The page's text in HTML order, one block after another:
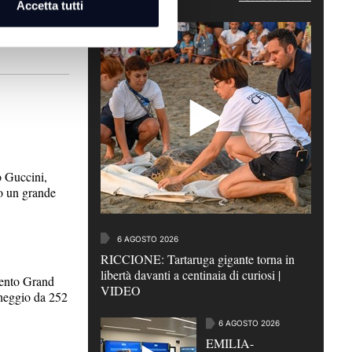
Accetta tutti
un grande
Grand
da 252
6 AGOSTO 2026
RICCIONE: Tartaruga gigante torna in
libertà davanti a centinaia di curiosi |
VIDEO
6 AGOSTO 2026
EMILIA-